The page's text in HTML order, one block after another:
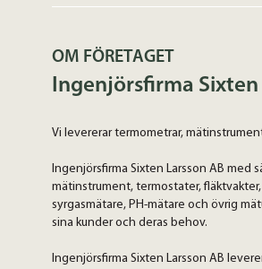
OM FÖRETAGET
Ingenjörsfirma Sixten
Vi levererar termometrar,
Ingenjörsfirma Sixten Larsson AB med
mätinstrument, termostater,
syrgasmätare, PH-mätare och övrig
sina kunder och deras behov.
Ingenjörsfirma Sixten Larsson AB